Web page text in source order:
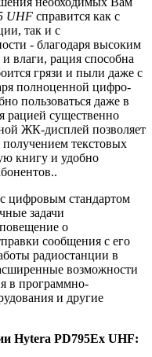
UHF справится как с
так и с
- благодаря высоким
влаги, рация способна
грязи и пыли даже с
полноценной цифро-
пользоваться даже в
рацией существенно
ЖК-дисплей позволяет
текстовых
книгу и удобно
цифровым стандартом
задачи
о
сообщения с его
радиостанции в
возможности
в программно-
и другие
Hytera PD795Ex UHF: